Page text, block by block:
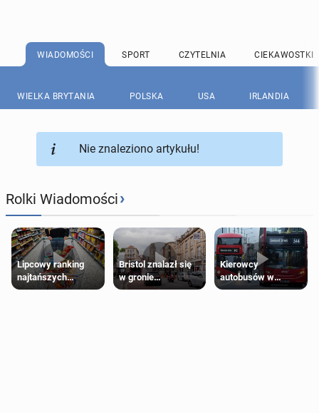
WIADOMOŚCI SPORT CZYTELNIA CIEKAWOSTKI
WIELKA BRYTANIA POLSKA USA IRLANDIA
Nie znaleziono artykułu!
Rolki Wiadomości›
Lipcowy ranking
najtańszych
supermarketów
Bristol znalazł się
w gronie
najlepszych
Kierowcy
autobusów w
Londynie